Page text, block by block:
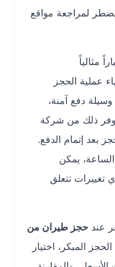
مواقع
الحجز
دفع آمنة،
من شركة
إتمام الدفع.
يمكن
تتعلق
حجز طيران من
اختيار